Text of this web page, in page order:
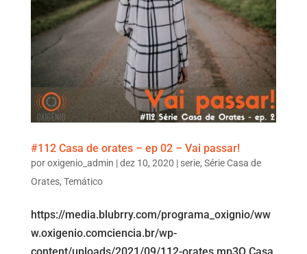
#112 Casa de orates – ep 02 – Vai passar!
poroxigenio_admin |dez 10, 2020 | serie, Série Casa de
Orates, Temático
https://media.blubrry.com/programa_oxignio/ww
w.oxigenio.comciencia.br/wp-